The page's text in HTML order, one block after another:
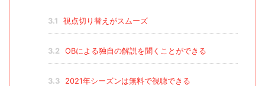
3.1 視点切り替えがスムーズ
3.2 OBによる独自の解説を聞くことができる
3.3 2021年シーズンは無料で視聴できる